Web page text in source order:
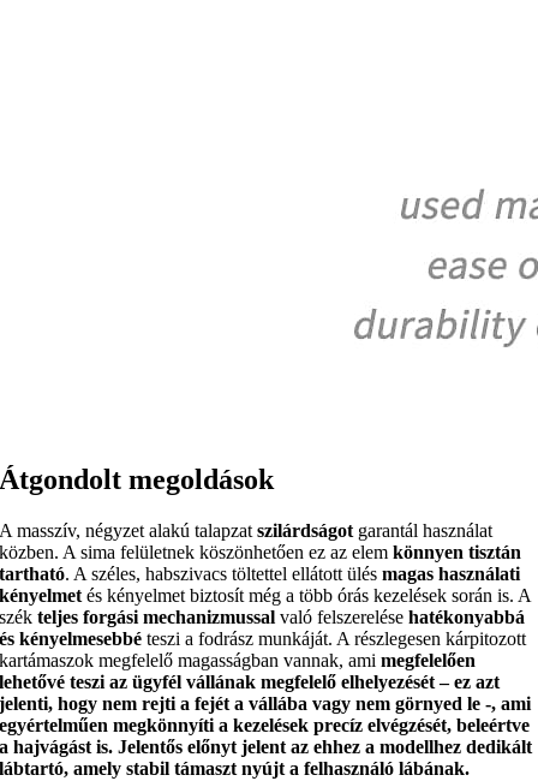
Átgondolt megoldások
A masszív, négyzet alakú talapzatszilárdságot garantál használat
közben. A sima felületnek köszönhetően ez az elemkönnyen tisztán
tartható. A széles, habszivacs töltettel ellátott ülésmagas használati
kényelmet és kényelmet biztosít még a több órás kezelések során is. A
székteljes forgási mechanizmussal való felszerelésehatékonyabbá
és kényelmesebbé teszi a fodrász munkáját. A részlegesen kárpitozott
kartámaszok megfelelő magasságban vannak, amimegfelelően
lehetővé teszi az ügyfél vállánakmegfelelő elhelyezését– ez azt
jelenti, hogy nem rejti a fejét a vállába vagy nem görnyed le -, ami
egyértelműen megkönnyíti akezelések precíz elvégzését, beleértve
a hajvágást is. Jelentős előnyt jelent az ehhez a modellhez dedikált
lábtartó, amelystabil támaszt nyújt a felhasználó lábának.